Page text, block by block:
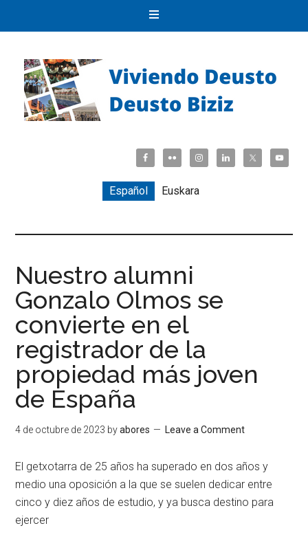
Español Euskara
Nuestro alumni
Gonzalo Olmos se
convierte en el
registrador de la
propiedad más joven
de España
4 de octubre de 2023 byabores Leave a Comment
El getxotarra de 25 años ha superado en dos años y
medio una oposición a la que se suelen dedicar entre
cinco y diez años de estudio, y ya busca destino para
ejercer